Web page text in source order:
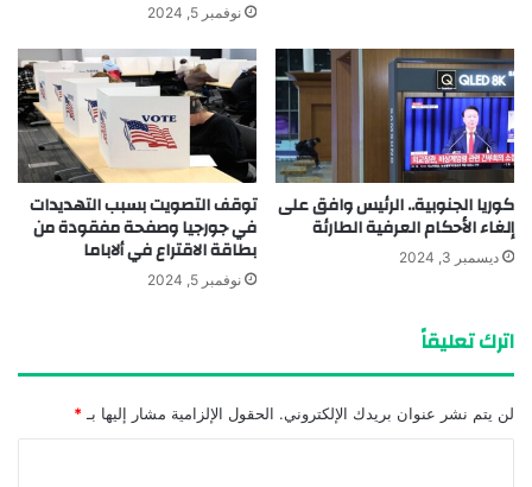
نوفمبر 5, 2024
كوريا الجنوبية.. الرئيس وافق على
إلغاء الأحكام العرفية الطارئة
ديسمبر 3, 2024
توقف التصويت بسبب التهديدات
في جورجيا وصفحة مفقودة من
بطاقة الاقتراع في ألاباما
نوفمبر 5, 2024
اترك تعليقاً
لن يتم نشر عنوان بريدك الإلكتروني. الحقول الإلزامية مشار إليها بـ *